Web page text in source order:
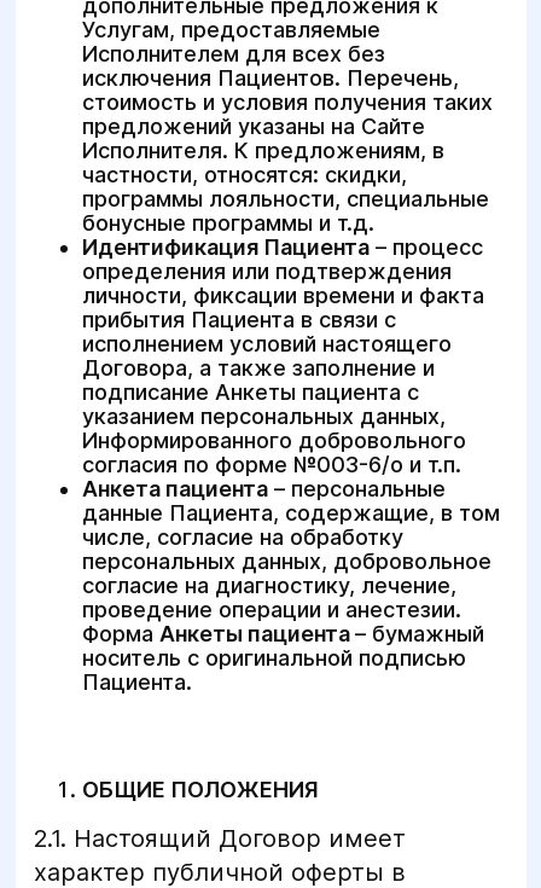
дополнительные предложения к
Услугам, предоставляемые
Исполнителем для всех без
исключения Пациентов. Перечень,
стоимость и условия получения таких
предложений указаны на Сайте
Исполнителя. К предложениям, в
частности, относятся: скидки,
программы лояльности, специальные
бонусные программы и т.д.
Идентификация Пациента– процесс
определения или подтверждения
личности, фиксации времени и факта
прибытия Пациента в связи с
исполнением условий настоящего
Договора, а также заполнение и
подписание Анкеты пациента с
указанием персональных данных,
Информированного добровольного
согласия по форме №003-6/о и т.п.
Анкета пациента– персональные
данные Пациента, содержащие, в том
числе, согласие на обработку
персональных данных, добровольное
согласие на диагностику, лечение,
проведение операции и анестезии.
Форма Анкеты пациента– бумажный
носитель с оригинальной подписью
Пациента.
ОБЩИЕ ПОЛОЖЕНИЯ
2.1. Настоящий Договор имеет
характер публичной оферты в